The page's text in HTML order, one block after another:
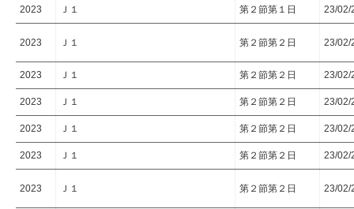
2023 Ｊ１ 第２節第１日 23/02/
2023 Ｊ１ 第２節第２日 23/02/
2023 Ｊ１ 第２節第２日 23/02/
2023 Ｊ１ 第２節第２日 23/02/
2023 Ｊ１ 第２節第２日 23/02/
2023 Ｊ１ 第２節第２日 23/02/
2023 Ｊ１ 第２節第２日 23/02/